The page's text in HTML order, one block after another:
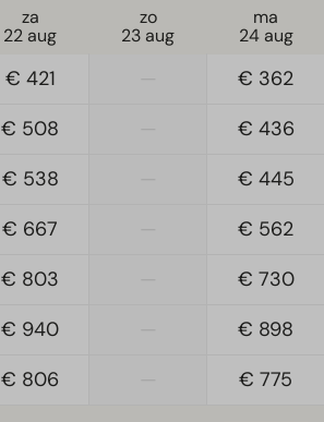
za
22 aug
zo
23 aug
ma
24 aug
€ 421 € 362
€ 508 € 436
€ 538 € 445
€ 667 € 562
€ 803 € 730
€ 940 € 898
€ 806 € 775